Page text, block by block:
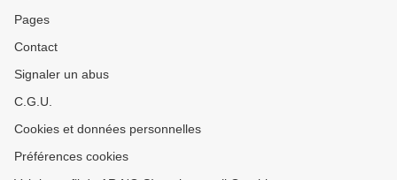
Pages
Contact
Signaler un abus
C.G.U.
Cookies et données personnelles
Préférences cookies